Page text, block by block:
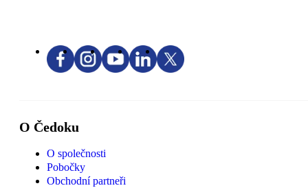
O Čedoku
O společnosti
Pobočky
Obchodní partneři